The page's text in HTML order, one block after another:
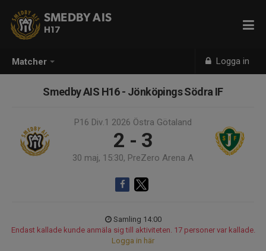
Matcher Logga in
SMEDBY AIS
H17
Smedby AIS H16 - Jönköpings Södra IF
P16 Div.1 2026 Östra Götaland
2 - 3
30 maj, 15:30, PreZero Arena A
Samling 14:00
Endast kallade kunde anmäla sig till aktiviteten. 17 personer var kallade.
Logga in här